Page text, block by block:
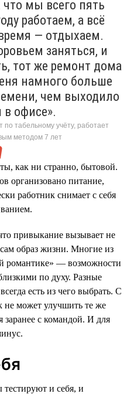
что мы всего пять
работаем, а всё
— отдыхаем.
заняться, и
тот же ремонт дома
намного больше
чем выходило
в офисе».
по табельному учёту, работает
методом 7 лет
как ни странно, бытовой.
организовано питание,
работник снимает с себя
привыкание вызывает не
образ жизни. Многие из
романтике» — возможности
по духу. Разные
есть из чего выбрать. С
не может улучшить те же
заранее с командой. И для
и себя, и